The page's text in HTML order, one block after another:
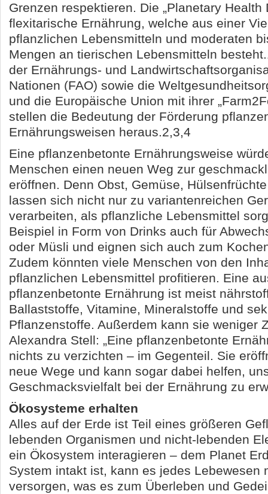
Grenzen respektieren. Die „Planetary Health
flexitarische Ernährung, welche aus einer
pflanzlichen Lebensmitteln und moderaten
Mengen an tierischen Lebensmitteln
der Ernährungs- und
Nationen (FAO) sowie die
und die Europäische Union mit ihrer
stellen die Bedeutung der Förderung
Ernährungsweisen heraus.2,3,4
Eine pflanzenbetonte Ernährungsweise
Menschen einen neuen Weg zur
eröffnen. Denn Obst, Gemüse,
lassen sich nicht nur zu variantenreichen
verarbeiten, als pflanzliche Lebensmittel
Beispiel in Form von Drinks auch für
oder Müsli und eignen sich auch zum
Zudem könnten viele Menschen von den
pflanzlichen Lebensmittel profitieren. Eine
pflanzenbetonte Ernährung ist meist
Ballaststoffe, Vitamine, Mineralstoffe und
Pflanzenstoffe. Außerdem kann sie weniger
Alexandra Stell: „Eine pflanzenbetonte
nichts zu verzichten – im Gegenteil. Sie
neue Wege und kann sogar dabei helfen,
Geschmacksvielfalt bei der Ernährung zu
Ökosysteme erhalten
Alles auf der Erde ist Teil eines größeren
lebenden Organismen und nicht-lebenden
ein Ökosystem interagieren – dem Planet
System intakt ist, kann es jedes Lebewesen
versorgen, was es zum Überleben und